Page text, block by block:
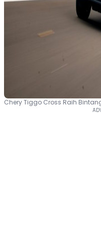
Chery Tiggo Cross Raih